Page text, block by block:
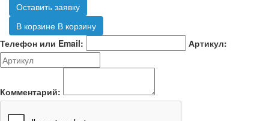
Оставить заявку
В корзине В корзину
Телефон или Email:
Артикул:
Комментарий: